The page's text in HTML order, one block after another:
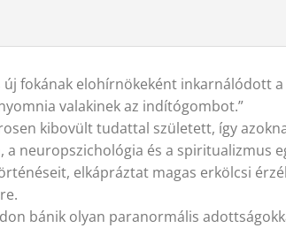
fokának elohírnökeként inkarnálódott
valakinek az indítógombot.”
kibovült tudattal született, így
neuropszichológia és a spiritualizmus
elkápráztat magas erkölcsi
bánik olyan paranormális